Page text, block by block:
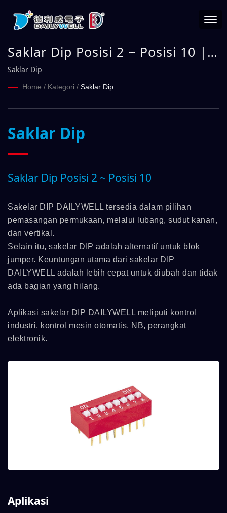
Saklar Dip Posisi 2 ~ Posisi 10 |
DAILYWELL
Saklar Dip
Home / Kategori / Saklar Dip
Saklar Dip
Saklar Dip Posisi 2 ~ Posisi 10
Sakelar DIP DAILYWELL tersedia dalam pilihan
pemasangan permukaan, melalui lubang, sudut kanan,
dan vertikal.
Selain itu, sakelar DIP adalah alternatif untuk blok
jumper. Keuntungan utama dari sakelar DIP
DAILYWELL adalah lebih cepat untuk diubah dan tidak
ada bagian yang hilang.
Aplikasi sakelar DIP DAILYWELL meliputi kontrol
industri, kontrol mesin otomatis, NB, perangkat
elektronik.
Aplikasi